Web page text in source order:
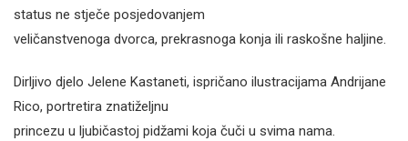
status ne stječe posjedovanjem
veličanstvenoga dvorca, prekrasnoga konja ili raskošne haljine.
Dirljivo djelo Jelene Kastaneti, ispričano ilustracijama Andrijane
Rico, portretira znatiželjnu
princezu u ljubičastoj pidžami koja čuči u svima nama.